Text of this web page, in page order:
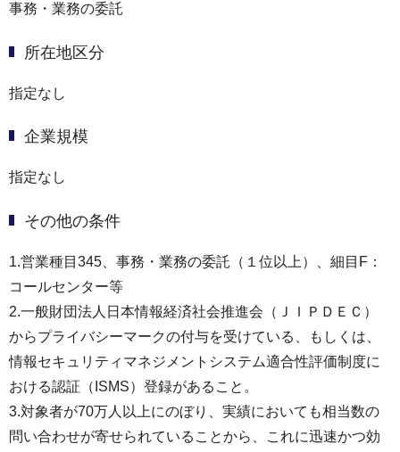
事務・業務の委託
所在地区分
指定なし
企業規模
指定なし
その他の条件
1.営業種目345、事務・業務の委託（１位以上）、細目F：
コールセンター等
2.一般財団法人日本情報経済社会推進会（ＪＩＰＤＥＣ）
からプライバシーマークの付与を受けている、もしくは、
情報セキュリティマネジメントシステム適合性評価制度に
おける認証（ISMS）登録があること。
3.対象者が70万人以上にのぼり、実績においても相当数の
問い合わせが寄せられていることから、これに迅速かつ効